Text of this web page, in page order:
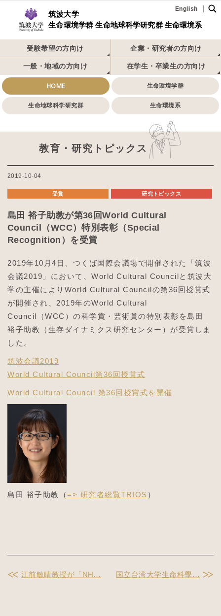
筑波大学
生命環境学群 生命地球科学研究群 生命環境系
English
受験希望の方向け 企業・研究者の方向け
一般・地域の方向け 在学生・卒業生の方向け
HOME 生命環境学群
生命地球科学研究群 生命環境系
教育・研究トピックス
2019-10-04
受賞 研究トピックス
島田 裕子助教が第36回World Cultural
Council（WCC）特別表彰（Special
Recognition）を受賞
2019年10月4日、つくば国際会議場で開催された「筑波
会議2019」において、World Cultural Councilと筑波大
学の主催によりWorld Cultural Councilの第36回授賞式
が開催され、2019年のWorld Cultural
Council（WCC）の科学賞・芸術賞の特別表彰を島田
裕子助教（生存ダイナミクス研究センター）が受賞しま
した。
筑波会議2019
World Cultural Council第36回授賞式
World Cultural Council 第36回授賞式を開催
島田 裕子助教（=> 研究者総覧TRIOS ）
江前敏晴教授が「NH… 国立台湾大学生命科學…